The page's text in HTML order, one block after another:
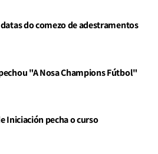
do comezo de adestramentos
"A Nosa Champions Fútbol"
Iniciación pecha o curso